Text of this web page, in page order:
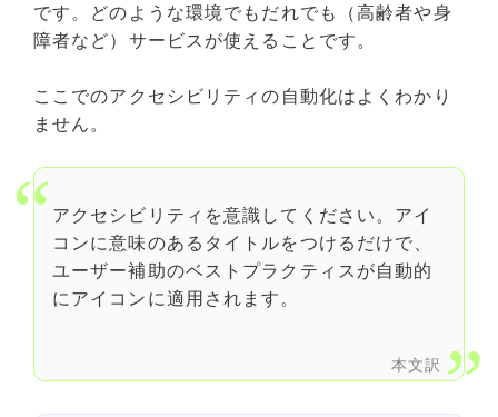
です。どのような環境でもだれでも（高齢者や身
障者など）サービスが使えることです。
ここでのアクセシビリティの自動化はよくわかり
ません。
アクセシビリティを意識してください。アイ
コンに意味のあるタイトルをつけるだけで、
ユーザー補助のベストプラクティスが自動的
にアイコンに適用されます。
本文訳